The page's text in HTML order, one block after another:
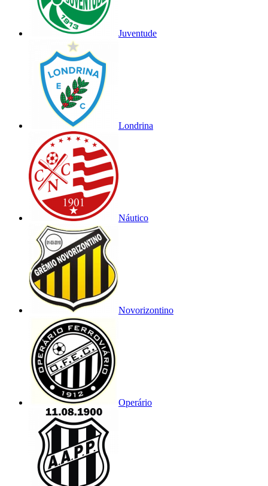
Juventude
Londrina
Náutico
Novorizontino
Operário